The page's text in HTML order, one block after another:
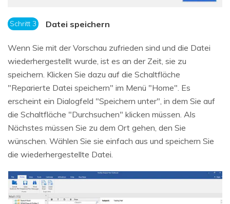
Schritt 3 Datei speichern
Wenn Sie mit der Vorschau zufrieden sind und die Datei
wiederhergestellt wurde, ist es an der Zeit, sie zu
speichern. Klicken Sie dazu auf die Schaltfläche
"Reparierte Datei speichern" im Menü "Home". Es
erscheint ein Dialogfeld "Speichern unter", in dem Sie auf
die Schaltfläche "Durchsuchen" klicken müssen. Als
Nächstes müssen Sie zu dem Ort gehen, den Sie
wünschen. Wählen Sie sie einfach aus und speichern Sie
die wiederhergestellte Datei.